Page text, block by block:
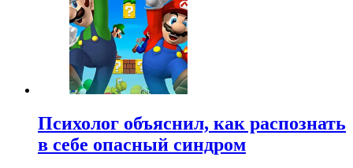
Психолог объяснил, как распознать
в себе опасный синдром